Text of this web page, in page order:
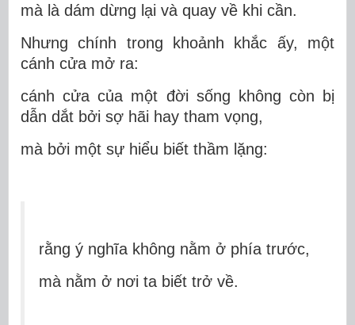
mà là dám dừng lại và quay về khi cần.
Nhưng chính trong khoảnh khắc ấy, một
cánh cửa mở ra:
cánh cửa của một đời sống không còn bị
dẫn dắt bởi sợ hãi hay tham vọng,
mà bởi một sự hiểu biết thầm lặng:
rằng ý nghĩa không nằm ở phía trước,
mà nằm ở nơi ta biết trở về.